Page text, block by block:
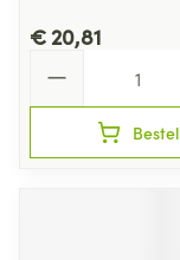
€ 20,81
Bestel